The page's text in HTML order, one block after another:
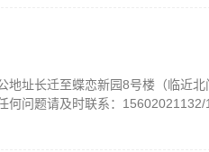
地址长迁至蝶恋新园8号楼（临近
何问题请及时联系：